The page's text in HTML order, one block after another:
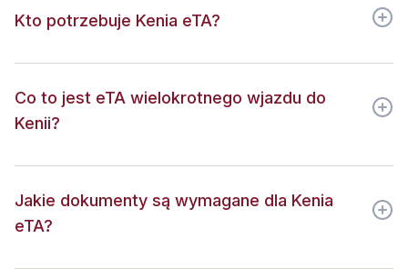
Kto potrzebuje Kenia eTA?
Co to jest eTA wielokrotnego wjazdu do
Kenii?
Jakie dokumenty są wymagane dla Kenia
eTA?